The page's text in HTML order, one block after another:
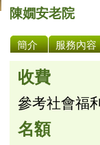
陳嫺安老院
簡介 服務內容
收費
參考社會福
名額